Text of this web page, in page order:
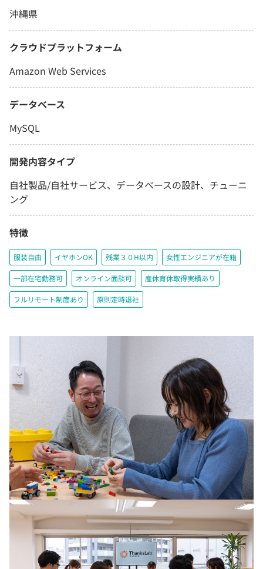
沖縄県
クラウドプラットフォーム
Amazon Web Services
データベース
MySQL
開発内容タイプ
自社製品/自社サービス、データベースの設計、チューニ
ング
特徴
服装自由 イヤホンOK 残業３０H以内 女性エンジニアが在籍
一部在宅勤務可 オンライン面談可 産休育休取得実績あり
フルリモート制度あり 原則定時退社